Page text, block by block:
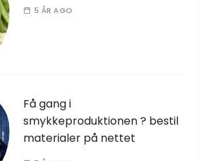
5 ÅR AGO
Få gang i
smykkeproduktionen ? bestil
materialer på nettet